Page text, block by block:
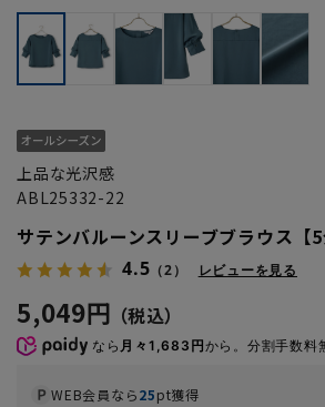
上品な光沢感
ABL25332-22
サテンバルーンスリーブブラウス【5
4.5 （2） レビューを見る
5,049円
なら 月々1,683円から。分割手数料
WEB会員なら25pt獲得